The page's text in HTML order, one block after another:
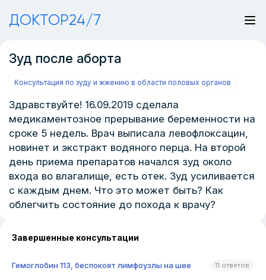
ДОКТОР24/7
Зуд после аборта
Консультация по зуду и жжению в области половых органов
Здравствуйте! 16.09.2019 сделала
медикаментозное прерывание беременности на
сроке 5 недель. Врач выписала левофлоксацин,
новинет и экстракт водяного перца. На второй
день приема препаратов начался зуд около
входа во влагалище, есть отек. Зуд усиливается
с каждым днем. Что это может быть? Как
облегчить состояние до похода к врачу?
Завершенные консультации
Гемоглобин 113, беспокоят лимфоузлы на шее 11 ответов